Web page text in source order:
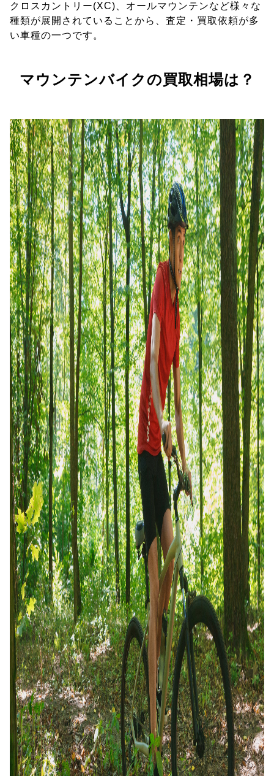
クロスカントリー(XC)、オールマウンテンなど様々な
種類が展開されていることから、査定・買取依頼が多
い車種の一つです。
マウンテンバイクの買取相場は？